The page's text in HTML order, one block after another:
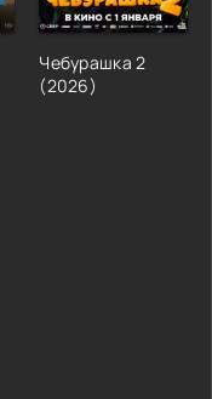
Чебурашка 2
(2026)